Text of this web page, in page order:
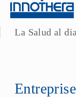
La Salud al